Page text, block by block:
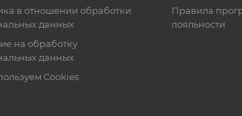
в отношении обработки
данных
на обработку
данных
Cookies
Правила
лояльности